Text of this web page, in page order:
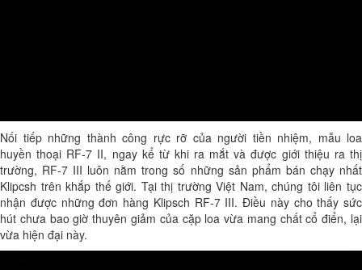
Nối tiếp những thành công rực rỡ của người tiền nhiệm, mẫu loa
huyền thoại RF-7 II, ngay kể từ khi ra mắt và được giới thiệu ra thị
trường, RF-7 III luôn nằm trong số những sản phẩm bán chạy nhất
Klipcsh trên khắp thế giới. Tại thị trường Việt Nam, chúng tôi liên tục
nhận được những đơn hàng Klipsch RF-7 III. Điều này cho thấy sức
hút chưa bao giờ thuyên giảm của cặp loa vừa mang chất cổ điển, lại
vừa hiện đại này.